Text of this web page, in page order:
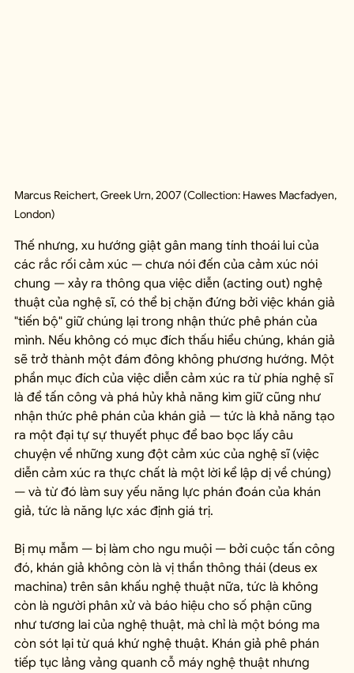
Marcus Reichert, Greek Urn, 2007 (Collection: Hawes Macfadyen,
London)
Thế nhưng, xu hướng giật gân mang tính thoái lui của
các rắc rối cảm xúc — chưa nói đến của cảm xúc nói
chung — xảy ra thông qua việc diễn (acting out) nghệ
thuật của nghệ sĩ, có thể bị chặn đứng bởi việc khán giả
"tiến bộ" giữ chúng lại trong nhận thức phê phán của
mình. Nếu không có mục đích thấu hiểu chúng, khán giả
sẽ trở thành một đám đông không phương hướng. Một
phần mục đích của việc diễn cảm xúc ra từ phía nghệ sĩ
là để tấn công và phá hủy khả năng kìm giữ cũng như
nhận thức phê phán của khán giả — tức là khả năng tạo
ra một đại tự sự thuyết phục để bao bọc lấy câu
chuyện về những xung đột cảm xúc của nghệ sĩ (việc
diễn cảm xúc ra thực chất là một lời kể lập dị về chúng)
— và từ đó làm suy yếu năng lực phán đoán của khán
giả, tức là năng lực xác định giá trị.
Bị mụ mẫm — bị làm cho ngu muội — bởi cuộc tấn công
đó, khán giả không còn là vị thần thông thái (deus ex
machina) trên sân khấu nghệ thuật nữa, tức là không
còn là người phân xử và báo hiệu cho số phận cũng
như tương lai của nghệ thuật, mà chỉ là một bóng ma
còn sót lại từ quá khứ nghệ thuật. Khán giả phê phán
tiếp tục lảng vảng quanh cỗ máy nghệ thuật nhưng